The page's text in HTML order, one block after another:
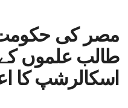
مصر کی حکومت
طالب علموں کے
اسکالرشپ کا